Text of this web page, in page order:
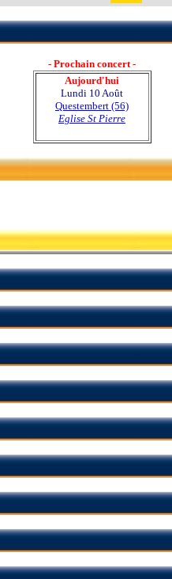
- Prochain concert -
Aujourd'hui
Lundi 10 Août
Questembert (56)
Eglise St Pierre